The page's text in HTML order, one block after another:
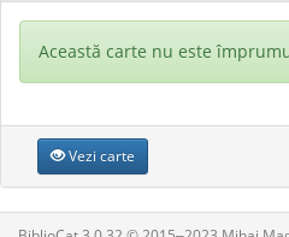
Această carte nu este
Vezi carte